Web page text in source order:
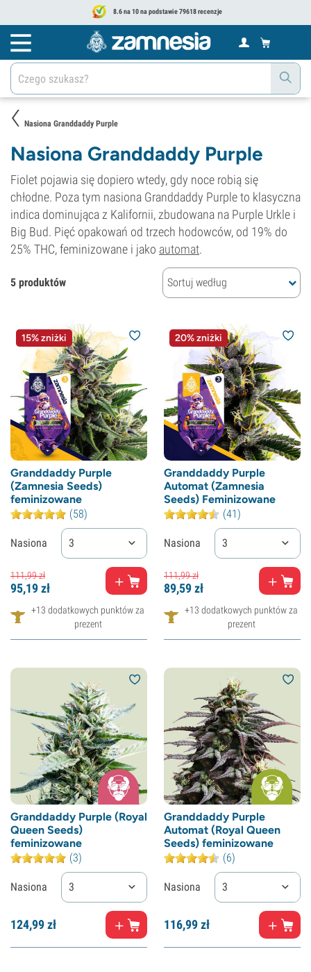
8.6 na 10 na podstawie 79618 recenzje
Nasiona Granddaddy Purple
Nasiona Granddaddy Purple
Fiolet pojawia się dopiero wtedy, gdy noce robią się
chłodne. Poza tym nasiona Granddaddy Purple to klasyczna
indica dominująca z Kalifornii, zbudowana na Purple Urkle i
Big Bud. Pięć opakowań od trzech hodowców, od 19% do
25% THC, feminizowane i jako automat.
5 produktów Sortuj według
15% zniżki
Granddaddy Purple
(Zamnesia Seeds)
feminizowane
(58)
Nasiona 3
111,99zł
95,19zł
+13 dodatkowych punktów za
prezent
20% zniżki
Granddaddy Purple
Automat (Zamnesia
Seeds) Feminizowane
(41)
Nasiona 3
111,99zł
89,59zł
+13 dodatkowych punktów za
prezent
Granddaddy Purple (Royal
Queen Seeds)
feminizowane
(3)
Nasiona 3
124,99zł
Granddaddy Purple
Automat (Royal Queen
Seeds) feminizowane
(6)
Nasiona 3
116,99zł